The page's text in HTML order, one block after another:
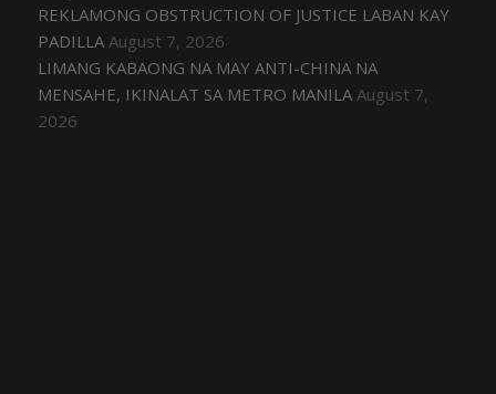
REKLAMONG OBSTRUCTION OF JUSTICE LABAN KAY
PADILLA August 7, 2026
LIMANG KABAONG NA MAY ANTI-CHINA NA
MENSAHE, IKINALAT SA METRO MANILA August 7,
2026